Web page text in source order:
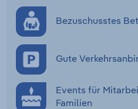
Bezuschusstes
Gute
Events für
Familien